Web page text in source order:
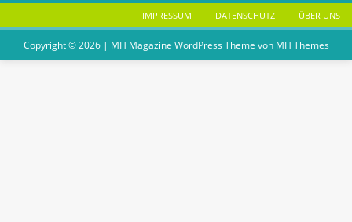
IMPRESSUM DATENSCHUTZ ÜBER UNS
Copyright © 2026 | MH Magazine WordPress Theme von MH Themes